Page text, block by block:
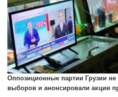
Оппозиционные партии Грузии не
выборов и анонсировали акции